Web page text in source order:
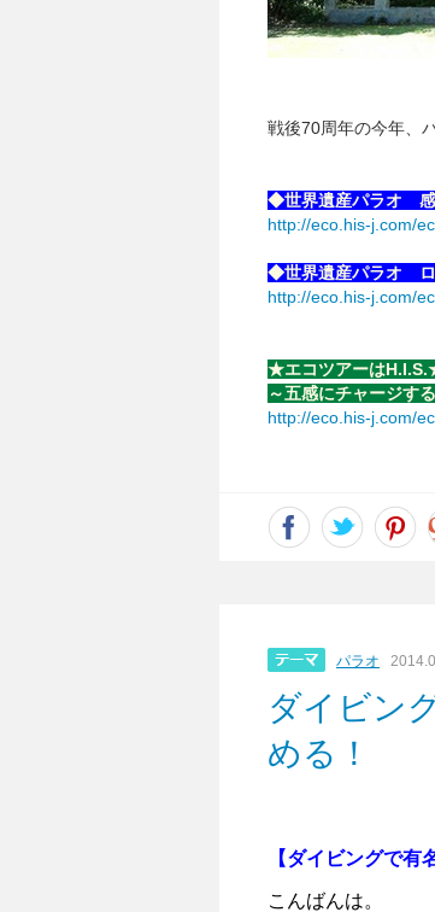
戦後70周年の今年、
◆世界遺産パラオ
http://eco.his-j.com/
◆世界遺産パラオ ロ
http://eco.his-j.com/
★エコツアーは
～五感にチャージす
http://eco.his-j.com/
パラオ
ダイビン
める！
【ダイビングで有
こんばんは。